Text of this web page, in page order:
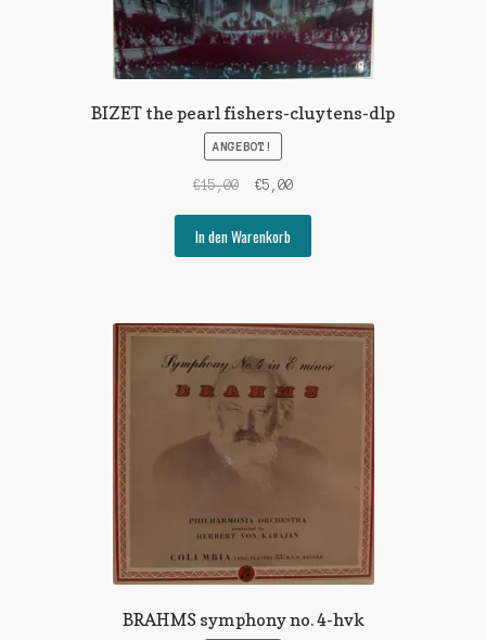
BIZET the pearl fishers-cluytens-dlp
ANGEBOT!
€15,00
Ursprünglicher
war:
€15,00
€5,00Aktueller
€5,00.
In den Warenkorb
BRAHMS symphony no. 4-hvk